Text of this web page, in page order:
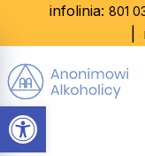
Otwórz pasek narzędzi
infolinia: 801